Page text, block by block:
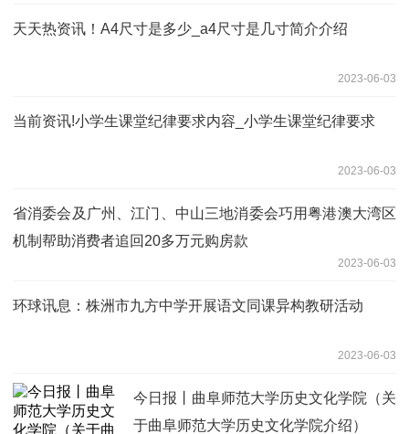
天天热资讯！A4尺寸是多少_a4尺寸是几寸简介介绍
2023-06-03
当前资讯!小学生课堂纪律要求内容_小学生课堂纪律要求
2023-06-03
省消委会及广州、江门、中山三地消委会巧用粤港澳大湾区
机制帮助消费者追回20多万元购房款
2023-06-03
环球讯息：株洲市九方中学开展语文同课异构教研活动
2023-06-03
今日报丨曲阜师范大学历史文化学院（关
于曲阜师范大学历史文化学院介绍）